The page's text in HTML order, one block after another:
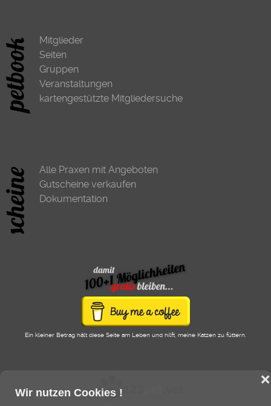
Wir nutzen Cookies !
❌
Mitglieder
Seiten
Gruppen
Veranstaltungen
kartengestützte Mitgliedersuche
Alle Praxen mit Angeboten
Gutscheine verkaufen
Dokumentation
Ein kleiner Betrag hält diese Seite am Leben und hilft, meine Katzen zu füttern.